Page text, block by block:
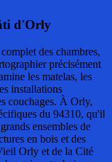
d'Orly
des chambres,
précisément
les matelas, les
installations
couchages. À Orly,
du 94310, qu'il
ensembles de
en bois et des
Orly et de la Cité